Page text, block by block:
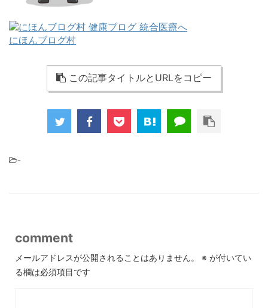
にほんブログ村
この記事タイトルとURLをコピー
-
comment
メールアドレスが公開されることはありません。 ※ が付いてい
る欄は必須項目です